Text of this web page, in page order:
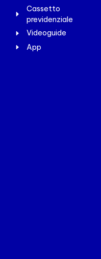
Cassetto
previdenziale
Videoguide
App